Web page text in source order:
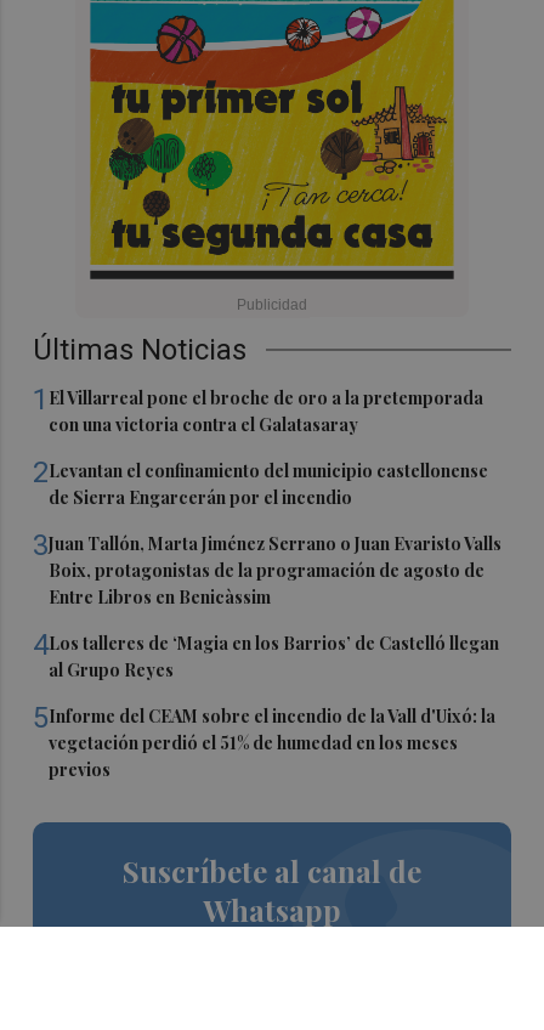
Últimas Noticias
1 El Villarreal pone el broche de oro a la pretemporada
con una victoria contra el Galatasaray
2Levantan el confinamiento del municipio castellonense
de Sierra Engarcerán por el incendio
3Juan Tallón, Marta Jiménez Serrano o Juan Evaristo Valls
Boix, protagonistas de la programación de agosto de
Entre Libros en Benicàssim
4Los talleres de ‘Magia en los Barrios’ de Castelló llegan
al Grupo Reyes
5Informe del CEAM sobre el incendio de la Vall d'Uixó: la
vegetación perdió el 51% de humedad en los meses
previos
Suscríbete al canal de
Whatsapp